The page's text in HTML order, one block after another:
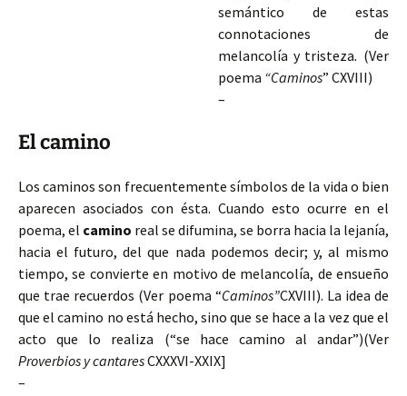
semántico de estas
connotaciones de
melancolía y tristeza. (Ver
poema “Caminos” CXVIII)
–
El camino
Los caminos son frecuentemente símbolos de la vida o bien
aparecen asociados con ésta. Cuando esto ocurre en el
poema, el camino real se difumina, se borra hacia la lejanía,
hacia el futuro, del que nada podemos decir; y, al mismo
tiempo, se convierte en motivo de melancolía, de ensueño
que trae recuerdos (Ver poema “Caminos”CXVIII). La idea de
que el camino no está hecho, sino que se hace a la vez que el
acto que lo realiza (“se hace camino al andar”)(Ver
Proverbios y cantaresCXXXVI-XXIX]
–